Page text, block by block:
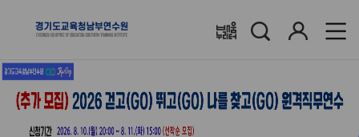
배움누리터